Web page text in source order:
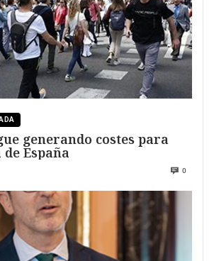
generando costes para
España
0